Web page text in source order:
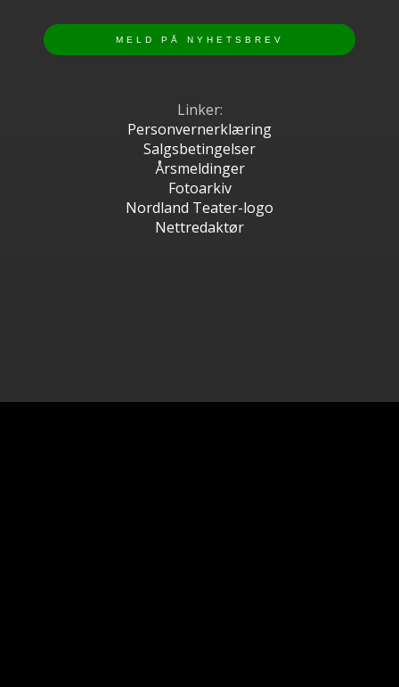
Linker:
Personvernerklæring
Salgsbetingelser
Årsmeldinger
Fotoarkiv
Nordland Teater-logo
Nettredaktør